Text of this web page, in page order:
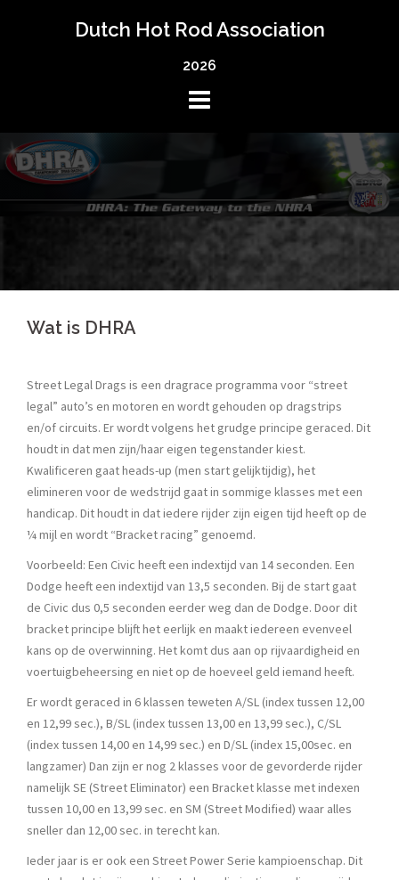
Dutch Hot Rod Association
2026
Wat is DHRA
Street Legal Drags is een dragrace programma voor “street
legal” auto’s en motoren en wordt gehouden op dragstrips
en/of circuits. Er wordt volgens het grudge principe geraced. Dit
houdt in dat men zijn/haar eigen tegenstander kiest.
Kwalificeren gaat heads-up (men start gelijktijdig), het
elimineren voor de wedstrijd gaat in sommige klasses met een
handicap. Dit houdt in dat iedere rijder zijn eigen tijd heeft op de
¼ mijl en wordt “Bracket racing” genoemd.
Voorbeeld: Een Civic heeft een indextijd van 14 seconden. Een
Dodge heeft een indextijd van 13,5 seconden. Bij de start gaat
de Civic dus 0,5 seconden eerder weg dan de Dodge. Door dit
bracket principe blijft het eerlijk en maakt iedereen evenveel
kans op de overwinning. Het komt dus aan op rijvaardigheid en
voertuigbeheersing en niet op de hoeveel geld iemand heeft.
Er wordt geraced in 6 klassen teweten A/SL (index tussen 12,00
en 12,99 sec.), B/SL (index tussen 13,00 en 13,99 sec.), C/SL
(index tussen 14,00 en 14,99 sec.) en D/SL (index 15,00sec. en
langzamer) Dan zijn er nog 2 klasses voor de gevorderde rijder
namelijk SE (Street Eliminator) een Bracket klasse met indexen
tussen 10,00 en 13,99 sec. en SM (Street Modified) waar alles
sneller dan 12,00 sec. in terecht kan.
Ieder jaar is er ook een Street Power Serie kampioenschap. Dit